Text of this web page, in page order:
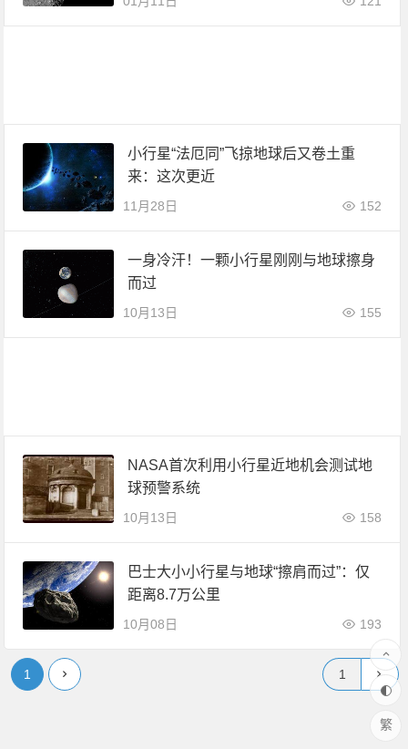
小行星“法厄同”飞掠地球后又卷土重
来：这次更近
11月28日 152
一身冷汗！一颗小行星刚刚与地球擦身
而过
10月13日 155
NASA首次利用小行星近地机会测试地
球预警系统
10月13日 158
巴士大小小行星与地球“擦肩而过”：仅
距离8.7万公里
10月08日 193
1
繁